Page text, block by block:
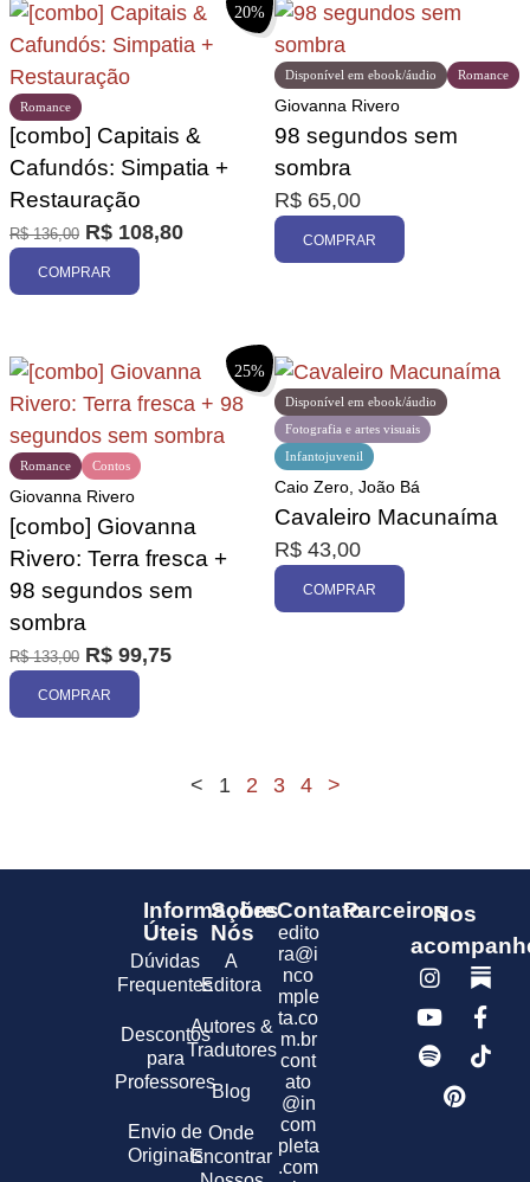
20%
Romance
[combo] Capitais &
Cafundós: Simpatia +
Restauração
R$136,00 R$ 108,80
COMPRAR
Disponível em ebook/áudio Romance
Giovanna Rivero
98 segundos sem
sombra
R$ 65,00
COMPRAR
25%
Contos
Romance
Giovanna Rivero
[combo] Giovanna
Rivero: Terra fresca +
98 segundos sem
sombra
R$133,00 R$ 99,75
COMPRAR
Disponível em ebook/áudio
Fotografia e artes visuais
Infantojuvenil
Caio Zero, João Bá
Cavaleiro Macunaíma
R$ 43,00
COMPRAR
< 1 2 3 4 >
Informações
Úteis
Dúvidas
Frequentes
Descontos
para
Professores
Envio de
Originais
Sobre
Nós
A
Editora
Autores &
Tradutores
Blog
Onde
Encontrar
Contato
edito
ra@i
nco
mple
ta.co
m.br
cont
ato
@in
com
pleta
.com
ParceirosNos